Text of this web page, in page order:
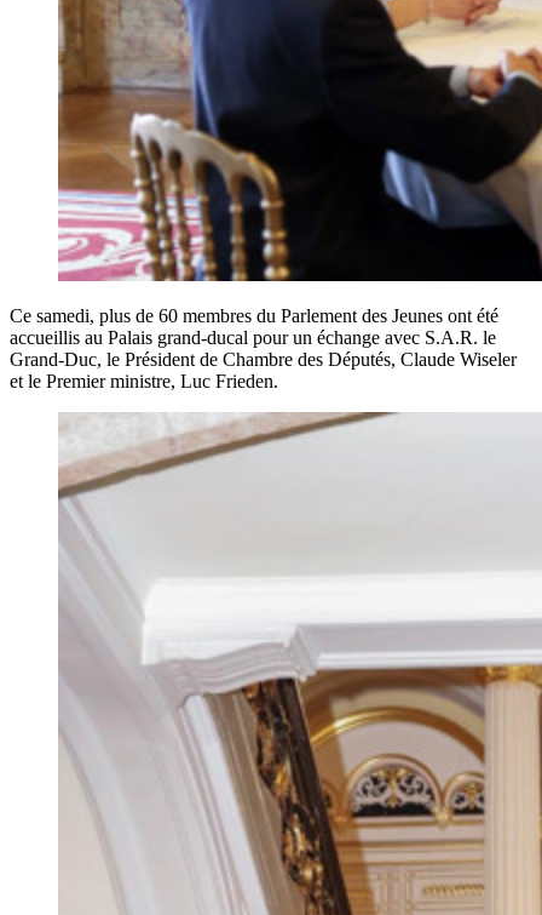
Ce samedi, plus de 60 membres du Parlement des Jeunes ont été
accueillis au Palais grand-ducal pour un échange avec S.A.R. le
Grand-Duc, le Président de Chambre des Députés, Claude Wiseler
et le Premier ministre, Luc Frieden.